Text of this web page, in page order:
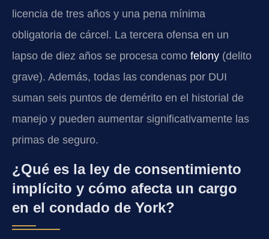
licencia de tres años y una pena mínima
obligatoria de cárcel. La tercera ofensa en un
lapso de diez años se procesa como felony (delito
grave). Además, todas las condenas por DUI
suman seis puntos de demérito en el historial de
manejo y pueden aumentar significativamente las
primas de seguro.
¿Qué es la ley de consentimiento
implícito y cómo afecta un cargo
en el condado de York?